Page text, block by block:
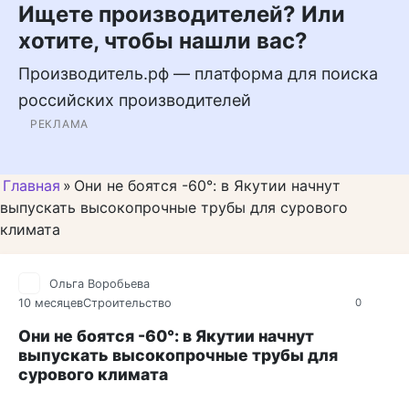
Ищете производителей? Или
хотите, чтобы нашли вас?
Производитель.рф — платформа для поиска
российских производителей
РЕКЛАМА
Главная » Они не боятся -60°: в Якутии начнут
выпускать высокопрочные трубы для сурового
климата
0
Ольга Воробьева
10 месяцевСтроительство
Они не боятся -60°: в Якутии начнут
выпускать высокопрочные трубы для
сурового климата